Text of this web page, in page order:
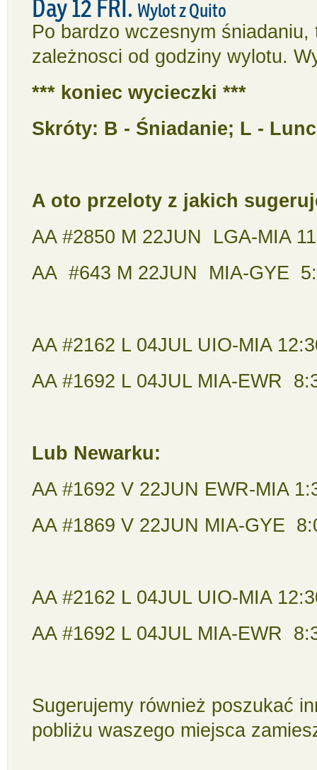
Day 12 FRI. Wylot z Quito
Po bardzo wczesnym
zależnosci od godziny wylotu.
*** koniec wycieczki ***
Skróty: B - Śniadanie; L -
A oto przeloty z jakich
AA #2850 M 22JUN LGA-MIA
AA #643 M 22JUN MIA-GYE
AA #2162 L 04JUL UIO-MIA
AA #1692 L 04JUL MIA-EWR
Lub Newarku:
AA #1692 V 22JUN EWR-MIA
AA #1869 V 22JUN MIA-GYE
AA #2162 L 04JUL UIO-MIA
AA #1692 L 04JUL MIA-EWR
Sugerujemy również poszukać
pobliżu waszego miejsca